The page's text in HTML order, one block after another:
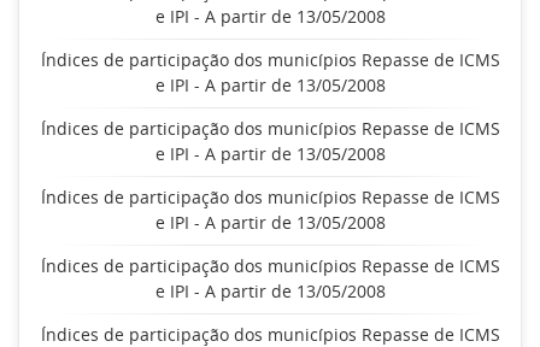
e IPI - A partir de 13/05/2008
Índices de participação dos municípios Repasse de ICMS
e IPI - A partir de 13/05/2008
Índices de participação dos municípios Repasse de ICMS
e IPI - A partir de 13/05/2008
Índices de participação dos municípios Repasse de ICMS
e IPI - A partir de 13/05/2008
Índices de participação dos municípios Repasse de ICMS
e IPI - A partir de 13/05/2008
Índices de participação dos municípios Repasse de ICMS